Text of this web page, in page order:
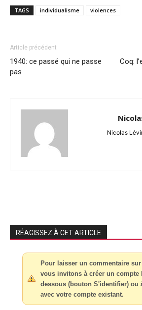
TAGS individualisme violences
Article précédent
1940: ce passé qui ne passe
pas
Coq:
Nicolas
RÉAGISSEZ À CET ARTICLE
Pour laisser un commentaire
vous invitons à créer un compte
dessous (bouton S'identifier) ou
avec votre compte existant.